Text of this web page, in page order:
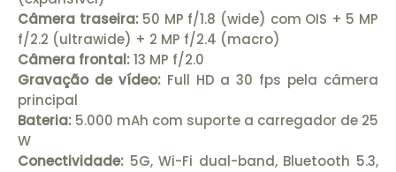
Câmera traseira:50 MP f/1.8 (wide) com OIS + 5 MP
f/2.2 (ultrawide) + 2 MP f/2.4 (macro)
Câmera frontal:13 MP f/2.0
Gravação de vídeo:Full HD a 30 fps pela câmera
principal
Bateria: 5.000 mAh com suporte a carregador de 25
W
Conectividade: 5G, Wi-Fi dual-band, Bluetooth 5.3,